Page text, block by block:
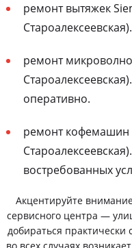
ремонт вытяжек
Староалексеевская).
ремонт
оперативно.
ремонт кофемашин
востребованных
Акцентируйте
сервисного центра —
добираться практически